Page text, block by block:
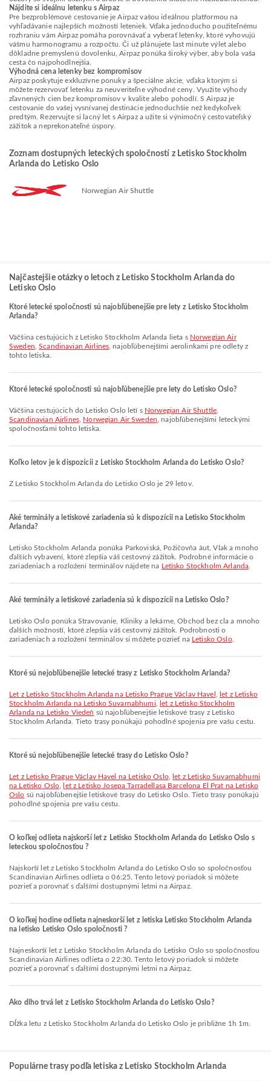
Nájdite si ideálnu letenku s Airpaz
Pre bezproblémové cestovanie je Airpaz vašou ideálnou platformou na
vyhľadávanie najlepších možností leteniek. Vďaka jednoducho použiteľnému
rozhraniu vám Airpaz pomáha porovnávať a vyberať letenky, ktoré vyhovujú
vášmu harmonogramu a rozpočtu. Či už plánujete last minute výlet alebo
dôkladne premyslenú dovolenku, Airpaz ponúka široký výber, aby bola vaša
cesta čo najpohodlnejšia.
Výhodná cena letenky bez kompromisov
Airpaz poskytuje exkluzívne ponuky a špeciálne akcie, vďaka ktorým si
môžete rezervovať letenku za neuveriteľne výhodné ceny. Využite výhody
zľavnených cien bez kompromisov v kvalite alebo pohodlí. S Airpaz je
cestovanie do vašej vysnívanej destinácie jednoduchšie než kedykoľvek
predtým. Rezervujte si lacný let s Airpaz a užite si výnimočný cestovateľský
zážitok a neprekonateľné úspory.
Zoznam dostupných leteckých spoločností z Letisko Stockholm
Arlanda do Letisko Oslo
Norwegian Air Shuttle
Najčastejšie otázky o letoch z Letisko Stockholm Arlanda do
Letisko Oslo
Ktoré letecké spoločnosti sú najobľúbenejšie pre lety z Letisko Stockholm
Arlanda?
Väčšina cestujúcich z Letisko Stockholm Arlanda lieta s Norwegian Air
Sweden ,Scandinavian Airlines , najobľúbenejšími aerolinkami pre odlety z
tohto letiska.
Ktoré letecké spoločnosti sú najobľúbenejšie pre lety do Letisko Oslo?
Väčšina cestujúcich do Letisko Oslo letí s Norwegian Air Shuttle,
Scandinavian Airlines, Norwegian Air Sweden , najobľúbenejšími leteckými
spoločnosťami tohto letiska.
Koľko letov je k dispozícii z Letisko Stockholm Arlanda do Letisko Oslo?
Z Letisko Stockholm Arlanda do Letisko Oslo je 29 letov.
Aké terminály a letiskové zariadenia sú k dispozícii na Letisko Stockholm
Arlanda?
Letisko Stockholm Arlanda ponúka Parkoviská, Požičovňa áut, Vlak a mnoho
ďalších vybavení, ktoré zlepšia váš cestovný zážitok. Podrobné informácie o
zariadeniach a rozložení terminálov nájdete na Letisko Stockholm Arlanda
Aké terminály a letiskové zariadenia sú k dispozícii na Letisko Oslo?
Letisko Oslo ponúka Stravovanie, Kliniky a lekárne, Obchod bez cla a mnoho
ďalších možností, ktoré zlepšia váš cestovný zážitok. Podrobnosti o
zariadeniach a rozložení terminálov si môžete pozrieť na Letisko Oslo.
Ktoré sú nejobľúbenejšie letecké trasy z Letisko Stockholm Arlanda?
let z Letisko Stockholm Arlanda na Letisko Prague Václav Havel
let z Letisko
Stockholm Arlanda na Letisko Suvarnabhumi
let z Letisko Stockholm
Arlanda na Letisko Viedeň sú najobľúbenejšie letiskové trasy z Letisko
Stockholm Arlanda. Tieto trasy ponúkajú pohodlné spojenia pre vašu cestu.
Ktoré sú nejobľúbenejšie letecké trasy do Letisko Oslo?
let z Letisko Prague Václav Havel na Letisko Oslo,
let z Letisko Suvarnabhumi
na Letisko Oslo
let z Letisko Josepa Tarradellasa Barcelona El Prat na Letisko
Oslo sú najobľúbenejšie letiskové trasy do Letisko Oslo. Tieto trasy ponúkajú
pohodlné spojenia pre vašu cestu.
O koľkej odlieta najskorší let z Letisko Stockholm Arlanda do Letisko Oslo s
leteckou spoločnosťou ?
Najskorší let z Letisko Stockholm Arlanda do Letisko Oslo so spoločnosťou
Scandinavian Airlines odlieta o 06:25. Tento letový poriadok si môžete
pozrieť a porovnať s ďalšími dostupnými letmi na Airpaz.
O koľkej hodine odlieta najneskorší let z letiska Letisko Stockholm Arlanda
na letisko Letisko Oslo spoločnosti ?
Najneskorší let z Letisko Stockholm Arlanda do Letisko Oslo so spoločnosťou
Scandinavian Airlines odlieta o 22:30. Tento letový poriadok si môžete
pozrieť a porovnať s ďalšími dostupnými letmi na Airpaz.
Ako dlho trvá let z Letisko Stockholm Arlanda do Letisko Oslo?
Dĺžka letu z Letisko Stockholm Arlanda do Letisko Oslo je približne 1h 1m.
Populárne trasy podľa letiska z Letisko Stockholm Arlanda